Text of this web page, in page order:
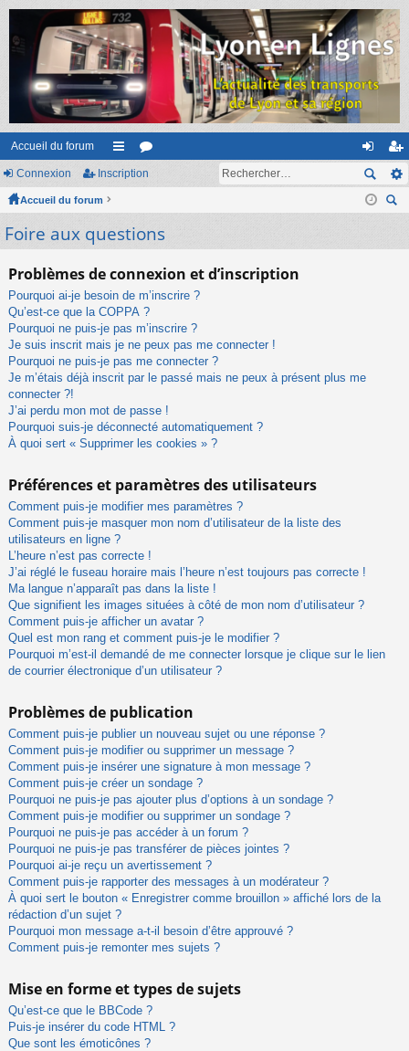
Accueil du forum
ac
ur
s
or
m
on
ne
ns
cri
Connexion Inscription
Accueil du forum
Foire aux questions
Problèmes de connexion et d’inscription
Pourquoi ai-je besoin de m’inscrire ?
Qu’est-ce que la COPPA ?
Pourquoi ne puis-je pas m’inscrire ?
Je suis inscrit mais je ne peux pas me connecter !
Pourquoi ne puis-je pas me connecter ?
Je m’étais déjà inscrit par le passé mais ne peux à présent plus me
connecter ?!
J’ai perdu mon mot de passe !
Pourquoi suis-je déconnecté automatiquement ?
À quoi sert « Supprimer les cookies » ?
Préférences et paramètres des utilisateurs
Comment puis-je modifier mes paramètres ?
Comment puis-je masquer mon nom d’utilisateur de la liste des
utilisateurs en ligne ?
L’heure n’est pas correcte !
J’ai réglé le fuseau horaire mais l’heure n’est toujours pas correcte !
Ma langue n’apparaît pas dans la liste !
Que signifient les images situées à côté de mon nom d’utilisateur ?
Comment puis-je afficher un avatar ?
Quel est mon rang et comment puis-je le modifier ?
Pourquoi m’est-il demandé de me connecter lorsque je clique sur le lien
de courrier électronique d’un utilisateur ?
Problèmes de publication
Comment puis-je publier un nouveau sujet ou une réponse ?
Comment puis-je modifier ou supprimer un message ?
Comment puis-je insérer une signature à mon message ?
Comment puis-je créer un sondage ?
Pourquoi ne puis-je pas ajouter plus d’options à un sondage ?
Comment puis-je modifier ou supprimer un sondage ?
Pourquoi ne puis-je pas accéder à un forum ?
Pourquoi ne puis-je pas transférer de pièces jointes ?
Pourquoi ai-je reçu un avertissement ?
Comment puis-je rapporter des messages à un modérateur ?
À quoi sert le bouton « Enregistrer comme brouillon » affiché lors de la
rédaction d’un sujet ?
Pourquoi mon message a-t-il besoin d’être approuvé ?
Comment puis-je remonter mes sujets ?
Mise en forme et types de sujets
Qu’est-ce que le BBCode ?
Puis-je insérer du code HTML ?
Que sont les émoticônes ?